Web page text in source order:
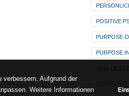
POSITIVE
PURPOSE-
PURPOSE
SINN DES
STARTUP
Aufgrund der
Weitere Informationen